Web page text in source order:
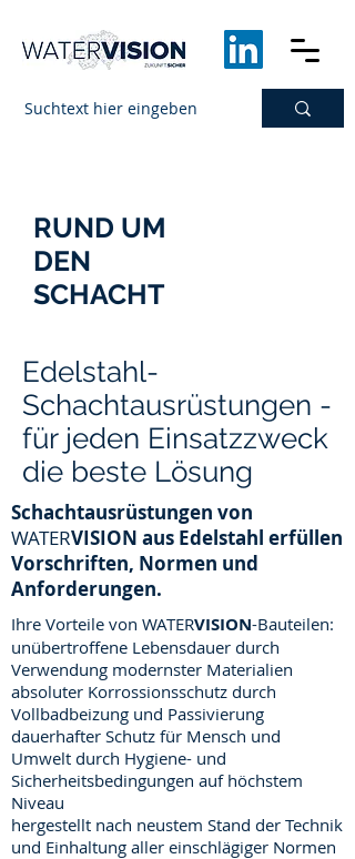
Edelstahl-
Schachtausrüstungen -
für jeden Einsatzzweck
die beste Lösung
Schachtausrüstungen von
WATERVISION aus Edelstahl erfüllen
Vorschriften, Normen und
Anforderungen.
Ihre Vorteile von WATERVISION-Bauteilen:
unübertroffene Lebensdauer durch
Verwendung modernster Materialien
absoluter Korrossionsschutz durch
Vollbadbeizung und Passivierung
dauerhafter Schutz für Mensch und
Umwelt durch Hygiene- und
Sicherheitsbedingungen auf höchstem
Niveau
hergestellt nach neustem Stand der Technik
und Einhaltung aller einschlägiger Normen
RUND UM
DEN
SCHACHT